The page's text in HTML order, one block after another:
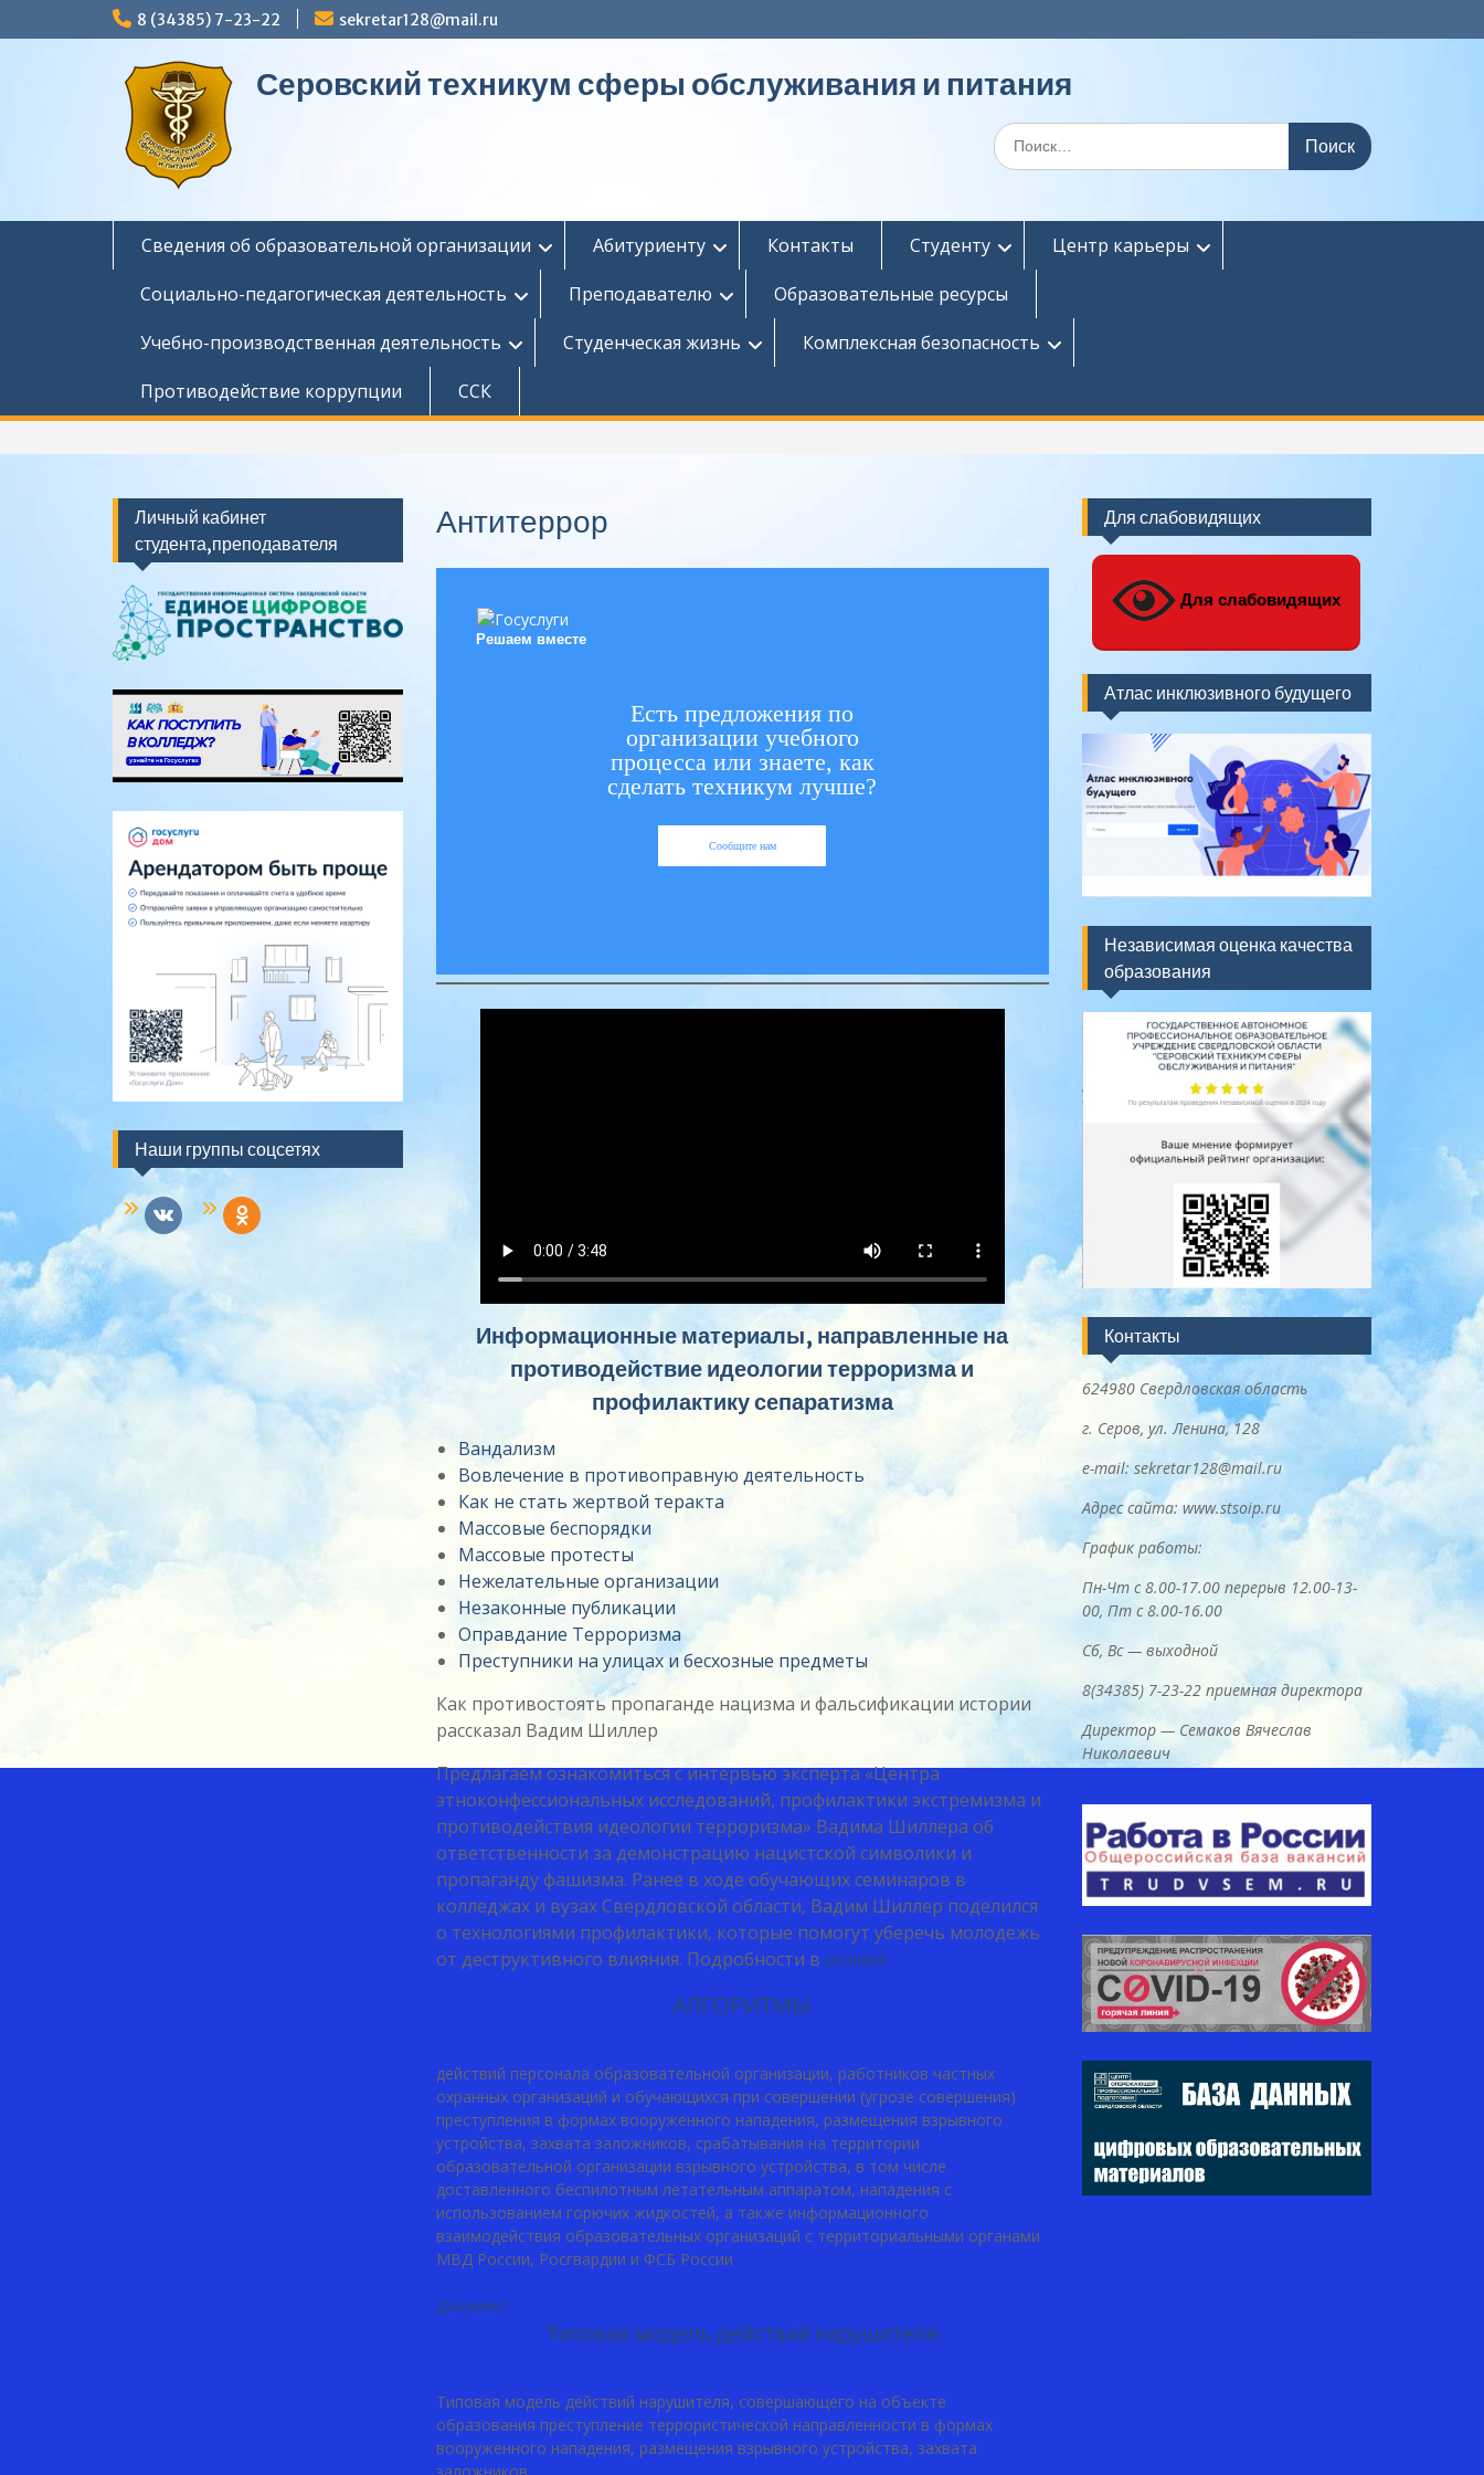
к
8 (34385) 7-23-22 sekretar128@mail.ru
Серовский техникум сферы обслуживания и питания
Поиск
по:
Сведения об образовательной организации Абитуриенту Контакты Студенту
Центр карьеры
Социально-педагогическая деятельность
Преподавателю
Образовательные ресурсы
Учебно-производственная деятельность
Студенческая жизнь
Комплексная безопасность
Противодействие коррупции
ССК
Антитеррор
Решаем вместе
Есть предложения по
организации учебного
процесса или знаете, как
сделать техникум лучше?
Сообщите нам
Информационные материалы, направленные на
противодействие идеологии терроризма и
профилактику сепаратизма
Вандализм
Вовлечение в противоправную деятельность
Как не стать жертвой теракта
Массовые беспорядки
Массовые протесты
Нежелательные организации
Незаконные публикации
Оправдание Терроризма
Преступники на улицах и бесхозные предметы
Как противостоять пропаганде нацизма и фальсификации истории
рассказал Вадим Шиллер
Предлагаем ознакомиться с интервью эксперта «Центра
этноконфессиональных исследований, профилактики экстремизма и
противодействия идеологии терроризма» Вадима Шиллера об
ответственности за демонстрацию нацистской символики и
пропаганду фашизма. Ранее в ходе обучающих семинаров в
колледжах и вузах Свердловской области, Вадим Шиллер поделился
о технологиями профилактики, которые помогут уберечь молодежь
от деструктивного влияния. Подробности в ролике
АЛГОРИТМЫ
действий персонала образовательной организации, работников частных
охранных организаций и обучающихся при совершении (угрозе совершения)
преступления в формах вооруженного нападения, размещения взрывного
устройства, захвата заложников, срабатывания на территории
образовательной организации взрывного устройства, в том числе
доставленного беспилотным летательным аппаратом, нападения с
использованием горючих жидкостей, а также информационного
взаимодействия образовательных организаций с территориальными органами
МВД России, Росгвардии и ФСБ России
Документ
Типовая модель действий нарушителя
Типовая модель действий нарушителя, совершающего на объекте
образования преступление террористической направленности в формах
вооруженного нападения, размещения взрывного устройства, захвата
заложников
Для слабовидящих
Для слабовидящих
Атлас инклюзивного будущего
Независимая оценка качества
образования
Контакты
624980 Свердловская область
г. Серов, ул. Ленина, 128
e-mail: sekretar128@mail.ru
Адрес сайта: www.stsoip.ru
График работы:
Пн-Чт с 8.00-17.00 перерыв 12.00-13-
00, Пт с 8.00-16.00
Сб, Вс — выходной
8(34385) 7-23-22 приемная директора
Директор — Семаков Вячеслав
Николаевич
Личный кабинет
студента,преподавателя
Наши группы соцсетях
vkontakte odnoklassniki